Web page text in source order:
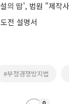
의 땁', 법원 "제작
전 설명서
#부정경쟁방지법